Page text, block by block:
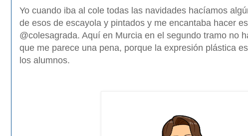
Yo cuando iba al cole todas las navidades hacíamos
de esos de escayola y pintados y me encantaba hacer
@colesagrada. Aquí en Murcia en el segundo tramo no
que me parece una pena, porque la expresión plástica
los alumnos.